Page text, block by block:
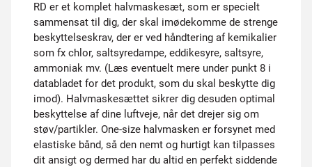
RD er et komplet halvmaskesæt, som er specielt
sammensat til dig, der skal imødekomme de strenge
beskyttelseskrav, der er ved håndtering af kemikalier
som fx chlor, saltsyredampe, eddikesyre, saltsyre,
ammoniak mv. (Læs eventuelt mere under punkt 8 i
databladet for det produkt, som du skal beskytte dig
imod). Halvmaskesættet sikrer dig desuden optimal
beskyttelse af dine luftveje, når det drejer sig om
støv/partikler. One-size halvmasken er forsynet med
elastiske bånd, så den nemt og hurtigt kan tilpasses
dit ansigt og dermed har du altid en perfekt siddende